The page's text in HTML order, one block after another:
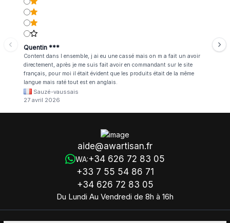
Quentin ***
Content dans l ensemble, j ai eu une cassé mais on m a fait un avoir
directement, après je me suis fait avoir en commandant sur le site
français, pour moi il était évident que les produits était de la même
langue mais raté tout est en anglais.
Sauzé-vaussais
27 avril 2026
aide@awartisan.fr
WA:+34 626 72 83 05
+33 7 55 54 86 71
+34 626 72 83 05
Du Lundi Au Vendredi de 8h à 16h